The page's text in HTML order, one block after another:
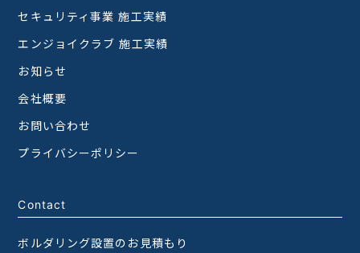
セキュリティ事業 施工実績
エンジョイクラブ 施工実績
お知らせ
会社概要
お問い合わせ
プライバシーポリシー
Contact
ボルダリング設置のお見積もり